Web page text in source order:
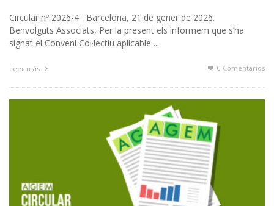
Circular nº 2026-4 Barcelona, 21 de gener de 2026.
Benvolguts Associats, Per la present els informem que s’ha
signat el Conveni Col·lectiu aplicable ...
Leer más 0 Comentarios